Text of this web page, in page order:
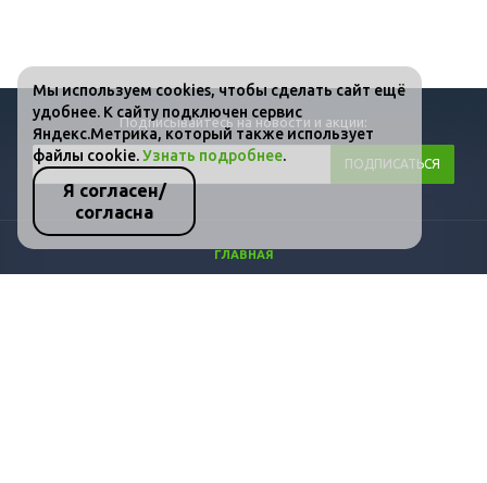
Подписывайтесь на новости и акции:
ГЛАВНАЯ
Мы используем cookies, чтобы сделать сайт ещё
удобнее. К сайту подключен сервис
Яндекс.Метрика, который также использует
файлы cookie.Узнать подробнее.
Я согласен/
согласна